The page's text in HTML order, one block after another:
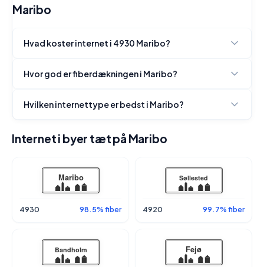
Maribo
Hvad koster internet i 4930 Maribo?
Hvor god er fiberdækningen i Maribo?
Hvilken internettype er bedst i Maribo?
Internet i byer tæt på Maribo
4930 98.5% fiber 4920 99.7% fiber